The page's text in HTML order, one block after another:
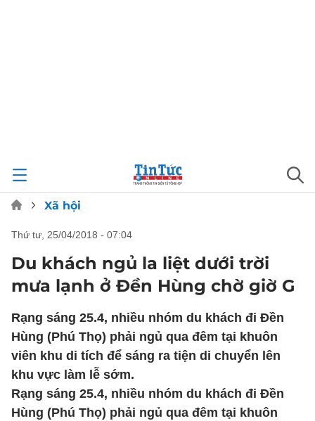
Xã hội
thứ tư, 25/04/2018 - 07:04
Du khách ngủ la liệt dưới trời
mưa lạnh ở Đền Hùng chờ giờ G
Rạng sáng 25.4, nhiều nhóm du khách đi Đền
Hùng (Phú Thọ) phải ngủ qua đêm tại khuôn
viên khu di tích để sáng ra tiện di chuyển lên
khu vực làm lễ sớm.
Rạng sáng 25.4, nhiều nhóm du khách đi Đền
Hùng (Phú Thọ) phải ngủ qua đêm tại khuôn